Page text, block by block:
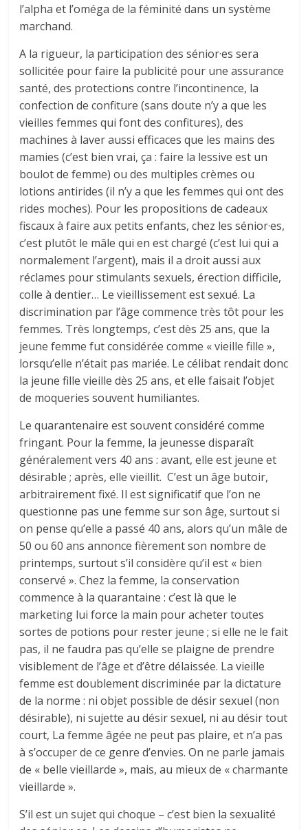
l’alpha et l’oméga de la féminité dans un système
marchand.
A la rigueur, la participation des sénior·es sera
sollicitée pour faire la publicité pour une assurance
santé, des protections contre l’incontinence, la
confection de confiture (sans doute n’y a que les
vieilles femmes qui font des confitures), des
machines à laver aussi efficaces que les mains des
mamies (c’est bien vrai, ça : faire la lessive est un
boulot de femme) ou des multiples crèmes ou
lotions antirides (il n’y a que les femmes qui ont des
rides moches). Pour les propositions de cadeaux
fiscaux à faire aux petits enfants, chez les sénior·es,
c’est plutôt le mâle qui en est chargé (c’est lui qui a
normalement l’argent), mais il a droit aussi aux
réclames pour stimulants sexuels, érection difficile,
colle à dentier… Le vieillissement est sexué. La
discrimination par l’âge commence très tôt pour les
femmes. Très longtemps, c’est dès 25 ans, que la
jeune femme fut considérée comme « vieille fille »,
lorsqu’elle n’était pas mariée. Le célibat rendait donc
la jeune fille vieille dès 25 ans, et elle faisait l’objet
de moqueries souvent humiliantes.
Le quarantenaire est souvent considéré comme
fringant. Pour la femme, la jeunesse disparaît
généralement vers 40 ans : avant, elle est jeune et
désirable ; après, elle vieillit. C’est un âge butoir,
arbitrairement fixé. Il est significatif que l’on ne
questionne pas une femme sur son âge, surtout si
on pense qu’elle a passé 40 ans, alors qu’un mâle de
50 ou 60 ans annonce fièrement son nombre de
printemps, surtout s’il considère qu’il est « bien
conservé ». Chez la femme, la conservation
commence à la quarantaine : c’est là que le
marketing lui force la main pour acheter toutes
sortes de potions pour rester jeune ; si elle ne le fait
pas, il ne faudra pas qu’elle se plaigne de prendre
visiblement de l’âge et d’être délaissée. La vieille
femme est doublement discriminée par la dictature
de la norme : ni objet possible de désir sexuel (non
désirable), ni sujette au désir sexuel, ni au désir tout
court, La femme âgée ne peut pas plaire, et n’a pas
à s’occuper de ce genre d’envies. On ne parle jamais
de « belle vieillarde », mais, au mieux de « charmante
vieillarde ».
S’il est un sujet qui choque – c’est bien la sexualité